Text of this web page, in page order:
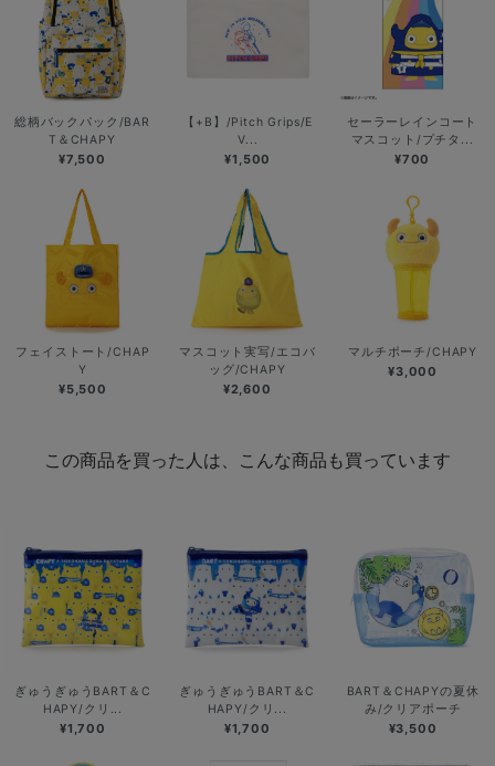
総柄バックパック/BAR
T＆CHAPY
¥7,500
【+B】/Pitch Grips/E
V...
¥1,500
セーラーレインコート
マスコット/プチタ...
¥700
フェイストート/CHAP
Y
¥5,500
マスコット実写/エコバ
ッグ/CHAPY
¥2,600
マルチポーチ/CHAPY
¥3,000
この商品を買った人は、こんな商品も買っています
ぎゅうぎゅうBART＆C
HAPY/クリ...
¥1,700
ぎゅうぎゅうBART＆C
HAPY/クリ...
¥1,700
BART＆CHAPYの夏休
み/クリアポーチ
¥3,500